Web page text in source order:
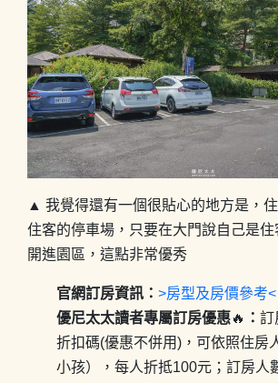
▲ 我覺得還有一個很貼心的地方是，
住客的停車場，只要在大門說自己是
開進園區，這點非常優秀
官網訂房資訊： >房型及房價參考<
優尼太太讀者專屬訂房優惠🔥 ： 訂
折扣碼(優惠不併用)，可依照住房
小孩），每人折抵100元；訂房人